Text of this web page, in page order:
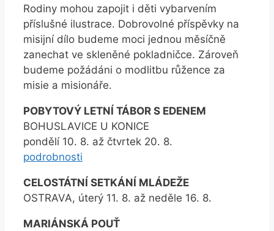
Rodiny mohou zapojit i děti vybarvením
příslušné ilustrace. Dobrovolné příspěvky na
misijní dílo budeme moci jednou měsíčně
zanechat ve skleněné pokladničce. Zároveň
budeme požádáni o modlitbu růžence za
misie a misionáře.
POBYTOVÝ LETNÍ TÁBOR S EDENEM
BOHUSLAVICE U KONICE
pondělí 10. 8. až čtvrtek 20. 8.
podrobnosti
CELOSTÁTNÍ SETKÁNÍ MLÁDEŽE
OSTRAVA, úterý 11. 8. až neděle 16. 8.
MARIÁNSKÁ POUŤ